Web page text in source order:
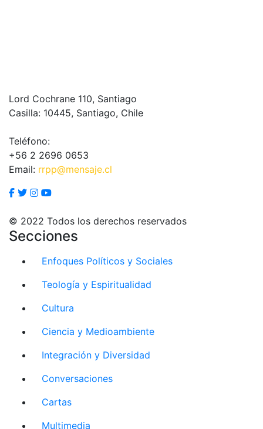
Lord Cochrane 110, Santiago
Casilla: 10445, Santiago, Chile
Teléfono:
+56 2 2696 0653
Email: rrpp@mensaje.cl
© 2022 Todos los derechos reservados
Secciones
Enfoques Políticos y Sociales
Teología y Espiritualidad
Cultura
Ciencia y Medioambiente
Integración y Diversidad
Conversaciones
Cartas
Multimedia